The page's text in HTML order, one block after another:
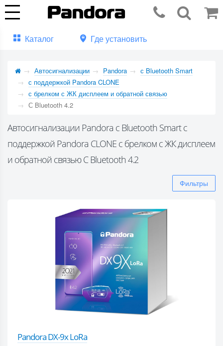
Каталог Где установить
Автосигнализации Pandora
с Bluetooth Smart
с поддержкой Pandora CLONE
с брелком с ЖК дисплеем и обратной связью
С Bluetooth 4.2
Автосигнализации Pandora с Bluetooth Smart с
поддержкой Pandora CLONE с брелком с ЖК дисплеем
и обратной связью С Bluetooth 4.2
Фильтры
Pandora DX-9x LoRa